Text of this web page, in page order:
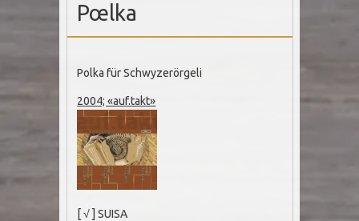
Pœlka
Polka für Schwyzerörgeli
2004; «auf.takt»
[ √ ] SUISA